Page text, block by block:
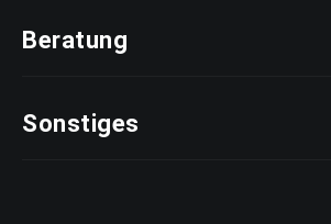
Beratung
Sonstiges